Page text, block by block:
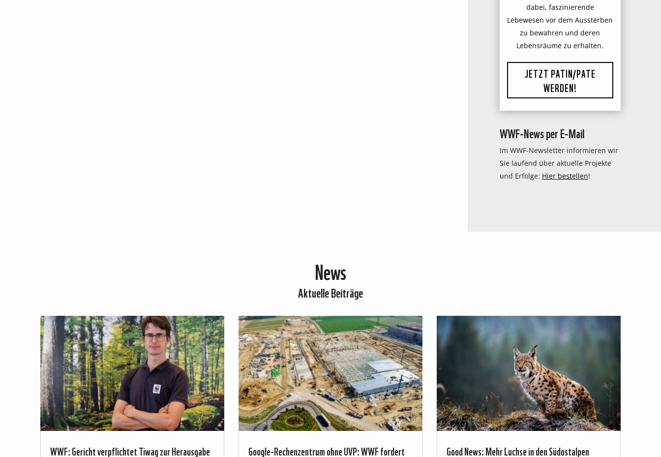
dabei, faszinierende
Lebewesen vor dem Aussterben
zu bewahren und deren
Lebensräume zu erhalten.
JETZT PATIN/PATE
WERDEN!
WWF-News per E-Mail
Im WWF-Newsletter informieren wir
Sie laufend über aktuelle Projekte
und Erfolge: Hier bestellen!
News
Aktuelle Beiträge
WWF: Gericht verpflichtet Tiwag zur Herausgabe Google-Rechenzentrum ohne UVP: WWF fordert Good News: Mehr Luchse in den Südostalpen